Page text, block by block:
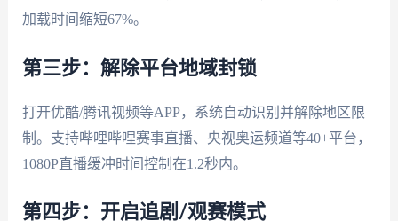
加载时间缩短67%。
第三步：解除平台地域封锁
打开优酷/腾讯视频等APP，系统自动识别并解除地区限
制。支持哔哩哔哩赛事直播、央视奥运频道等40+平台，
1080P直播缓冲时间控制在1.2秒内。
第四步：开启追剧/观赛模式